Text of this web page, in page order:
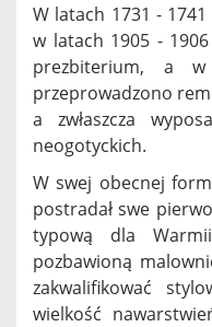
W latach 1731 -
w latach 1905 -
prezbiterium, a
przeprowadzono
a zwłaszcza
neogotyckich.
W swej obecnej
postradał swe
typową dla
pozbawioną
zakwalifikować
wielkość